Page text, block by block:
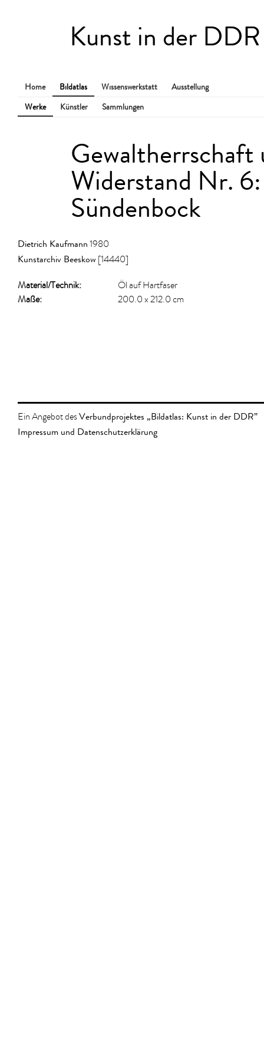
Kunst in der DDR
Home Bildatlas Wissenswerkstatt
Ausstellung
Werke
Künstler Sammlungen
Gewaltherrschaft
Widerstand Nr.
Sündenbock
Dietrich Kaufmann 1980
Kunstarchiv Beeskow [14440]
Material/​Technik:
Öl auf Hartfaser
Maße:
200.0 x 212.0 cm
Ein Angebot desVerbundprojektes „Bildatlas: Kunst in der DDR”
Impressum und Datenschutzerklärung